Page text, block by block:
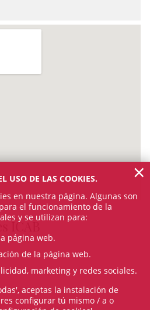
ICAB
USO DE LAS COOKIES.
en nuestra página. Algunas son
el funcionamiento de la
y se utilizan para:
página web.
de la página web.
marketing y redes sociales.
aceptas la instalación de
configurar tú mismo / a o
×